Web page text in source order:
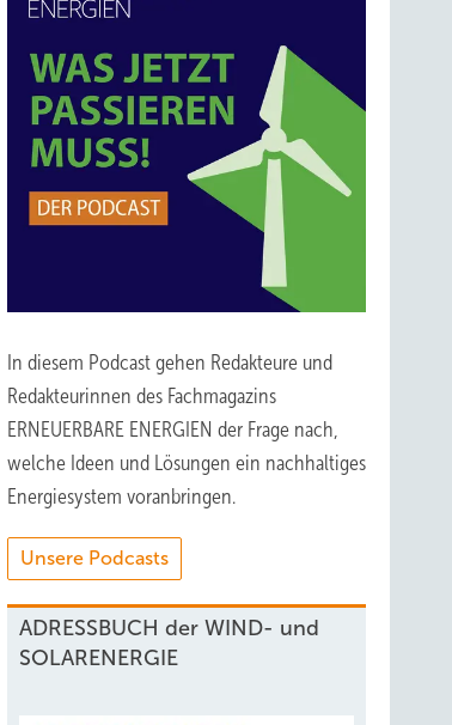
In diesem Podcast gehen Redakteure und
Redakteurinnen des Fachmagazins
ERNEUERBARE ENERGIEN der Frage nach,
welche Ideen und Lösungen ein nachhaltiges
Energiesystem voranbringen.
Unsere Podcasts
ADRESSBUCH der WIND- und
SOLARENERGIE